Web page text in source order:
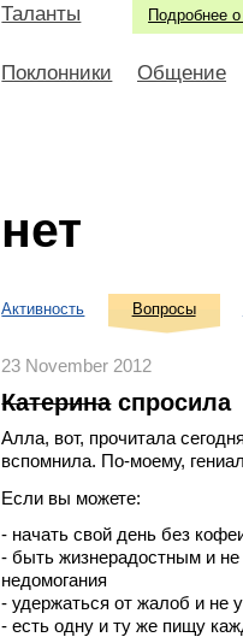
Подробнее о
Таланты
Поклонники Общение
нет
Активность Вопросы
23 November 2012
Катеринаспросила
Алла, вот, прочитала
вспомнила. По-моему,
Если вы можете:
- начать свой день без
- быть жизнерадостным и
недомогания
- удержаться от жалоб и не
- есть одну и ту же пищу